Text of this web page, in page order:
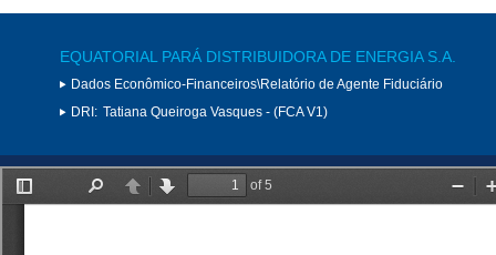
EQUATORIAL PARÁ DISTRIBUIDORA DE ENERGIA S.A.
Dados Econômico-Financeiros\Relatório de Agente Fiduciário
DRI: Tatiana Queiroga Vasques - (FCA V1)